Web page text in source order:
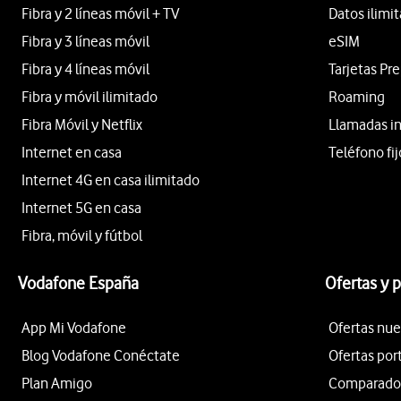
Fibra y 2 líneas móvil + TV
Fibra y 3 líneas móvil
Fibra y 4 líneas móvil
Fibra y móvil ilimitado
Fibra Móvil y Netflix
Internet en casa
Internet 4G en casa ilimitado
Internet 5G en casa
Fibra, móvil y fútbol
Datos
eSIM
Tarjetas
Roaming
Llamadas
Teléfono
Vodafone España
App Mi Vodafone
Blog Vodafone Conéctate
Plan Amigo
Ofertas y
Ofertas
Ofertas